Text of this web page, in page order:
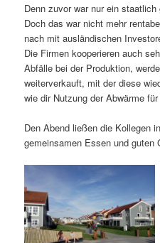
Denn zuvor war nur ein
Doch das war nicht mehr
nach mit ausländischen
Die Firmen kooperieren auch
Abfälle bei der Produktion,
weiterverkauft, mit der diese
wie dir Nutzung der Abwärme
Den Abend ließen die Kollegen
gemeinsamen Essen und guten